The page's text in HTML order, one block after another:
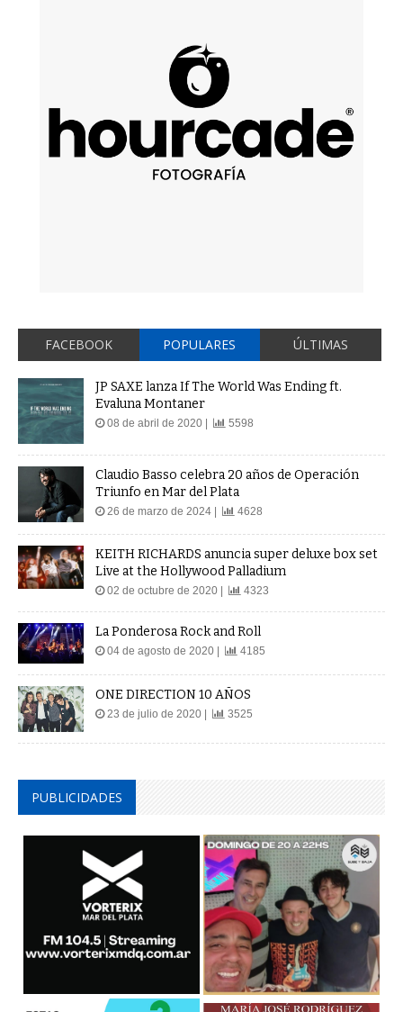
FACEBOOK POPULARES ÚLTIMAS
JP SAXE lanza If The World Was Ending ft.
Evaluna Montaner
08 de abril de 2020 | 5598
Claudio Basso celebra 20 años de Operación
Triunfo en Mar del Plata
26 de marzo de 2024 | 4628
KEITH RICHARDS anuncia super deluxe box set
Live at the Hollywood Palladium
02 de octubre de 2020 | 4323
La Ponderosa Rock and Roll
04 de agosto de 2020 | 4185
ONE DIRECTION 10 AÑOS
23 de julio de 2020 | 3525
PUBLICIDADES